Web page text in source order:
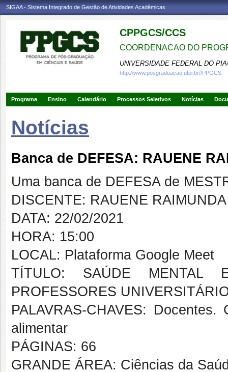
SIGAA - Sistema Integrado de Gestão de Atividades Acadêmicas
CPPGCS/CCS
COORDENACAO DO
UNIVERSIDADE FEDERAL DO
http://www.posgraduacao.ufpi.br//PPGCS
Programa Ensino Calendário Processos Seletivos Notícias
Notícias
Banca de DEFESA: RAUENE
Uma banca de DEFESA de
DISCENTE: RAUENE
DATA: 22/02/2021
HORA: 15:00
LOCAL: Plataforma Google Meet
TÍTULO: SAÚDE MENTAL
PROFESSORES
PALAVRAS-CHAVES:
alimentar
PÁGINAS: 66
GRANDE ÁREA: Ciências da